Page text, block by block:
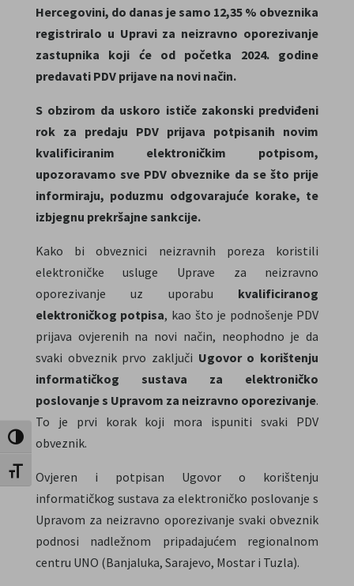
Uključi / isključi visoki kontrast
Uključi / isključi veličinu fonta
Hercegovini, do danas je samo 12,35 % obveznika
registriralo u Upravi za neizravno oporezivanje
zastupnika koji će od početka 2024. godine
predavati PDV prijave na novi način.
S obzirom da uskoro ističe zakonski predviđeni
rok za predaju PDV prijava potpisanih novim
kvalificiranim elektroničkim potpisom,
upozoravamo sve PDV obveznike da se što prije
informiraju, poduzmu odgovarajuće korake, te
izbjegnu prekršajne sankcije.
Kako bi obveznici neizravnih poreza koristili
elektroničke usluge Uprave za neizravno
oporezivanje uz uporabu kvalificiranog
elektroničkog potpisa, kao što je podnošenje PDV
prijava ovjerenih na novi način, neophodno je da
svaki obveznik prvo zaključi Ugovor o korištenju
informatičkog sustava za elektroničko
poslovanje s Upravom za neizravno oporezivanje.
To je prvi korak koji mora ispuniti svaki PDV
obveznik.
Ovjeren i potpisan Ugovor o korištenju
informatičkog sustava za elektroničko poslovanje s
Upravom za neizravno oporezivanje svaki obveznik
podnosi nadležnom pripadajućem regionalnom
centru UNO (Banjaluka, Sarajevo, Mostar i Tuzla).